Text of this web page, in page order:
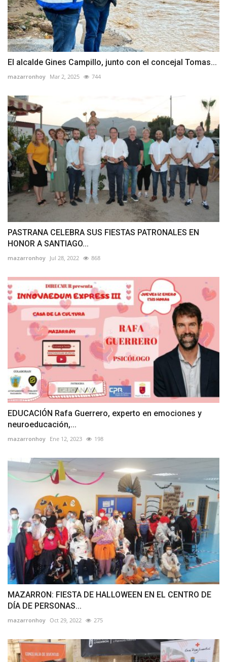
El alcalde Gines Campillo, junto con el concejal Tomas...
mazarronhoy Mar 2, 2025 744
PASTRANA CELEBRA SUS FIESTAS PATRONALES EN
HONOR A SANTIAGO...
mazarronhoy Jul 28, 2022 868
EDUCACIÓN Rafa Guerrero, experto en emociones y
neuroeducación,...
mazarronhoy Ene 12, 2023 198
MAZARRON: FIESTA DE HALLOWEEN EN EL CENTRO DE
DÍA DE PERSONAS...
mazarronhoy Oct 29, 2022 275